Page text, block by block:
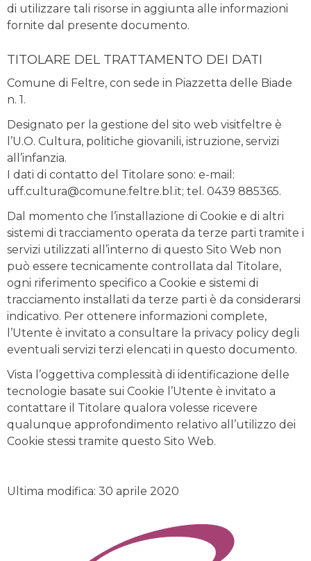
di utilizzare tali risorse in aggiunta alle informazioni
fornite dal presente documento.
TITOLARE DEL TRATTAMENTO DEI DATI
Comune di Feltre, con sede in Piazzetta delle Biade
n. 1.
Designato per la gestione del sito web visitfeltre è
l’U.O. Cultura, politiche giovanili, istruzione, servizi
all’infanzia.
I dati di contatto del Titolare sono: e-mail:
uff.cultura@comune.feltre.bl.it; tel. 0439 885365.
Dal momento che l’installazione di Cookie e di altri
sistemi di tracciamento operata da terze parti tramite i
servizi utilizzati all’interno di questo Sito Web non
può essere tecnicamente controllata dal Titolare,
ogni riferimento specifico a Cookie e sistemi di
tracciamento installati da terze parti è da considerarsi
indicativo. Per ottenere informazioni complete,
l’Utente è invitato a consultare la privacy policy degli
eventuali servizi terzi elencati in questo documento.
Vista l’oggettiva complessità di identificazione delle
tecnologie basate sui Cookie l’Utente è invitato a
contattare il Titolare qualora volesse ricevere
qualunque approfondimento relativo all’utilizzo dei
Cookie stessi tramite questo Sito Web.
Ultima modifica: 30 aprile 2020